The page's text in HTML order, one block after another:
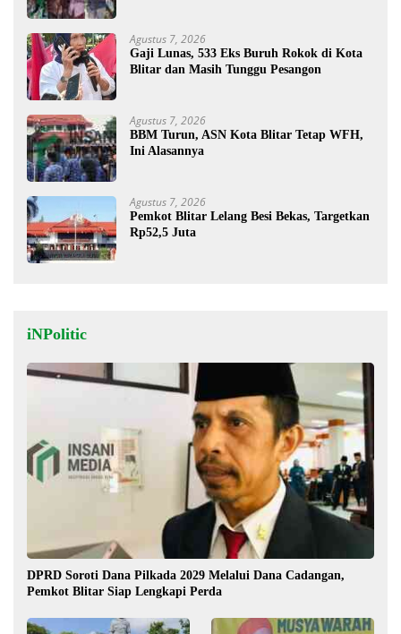
Agustus 7, 2026
Gaji Lunas, 533 Eks Buruh Rokok di Kota
Blitar dan Masih Tunggu Pesangon
Agustus 7, 2026
BBM Turun, ASN Kota Blitar Tetap WFH,
Ini Alasannya
Agustus 7, 2026
Pemkot Blitar Lelang Besi Bekas, Targetkan
Rp52,5 Juta
iNPolitic
DPRD Soroti Dana Pilkada 2029 Melalui Dana Cadangan,
Pemkot Blitar Siap Lengkapi Perda